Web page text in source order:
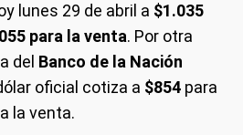
lunes 29 de abril a $1.035
para la venta. Por otra
del Banco de la Nación
oficial cotiza a $854 para
la venta.